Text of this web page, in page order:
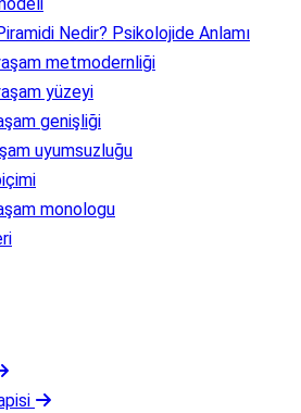
Nedir? Psikolojide Anlamı
metmodernliği
yüzeyi
genişliği
uyumsuzluğu
monologu